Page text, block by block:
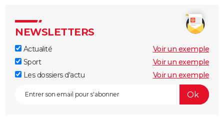
NEWSLETTERS
Actualité
Voir un exemple
Sport
Voir un exemple
Les dossiers d'actu
Voir un exemple